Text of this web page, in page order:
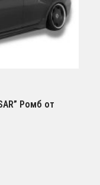
Ромб от